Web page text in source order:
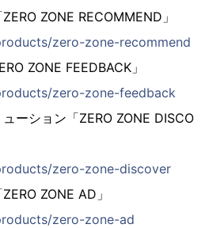
ZONE RECOMMEND」
zero-zone-recommend
ZONE FEEDBACK」
zero-zone-feedback
ーション「ZERO ZONE DISCO
zero-zone-discover
ZONE AD」
zero-zone-ad